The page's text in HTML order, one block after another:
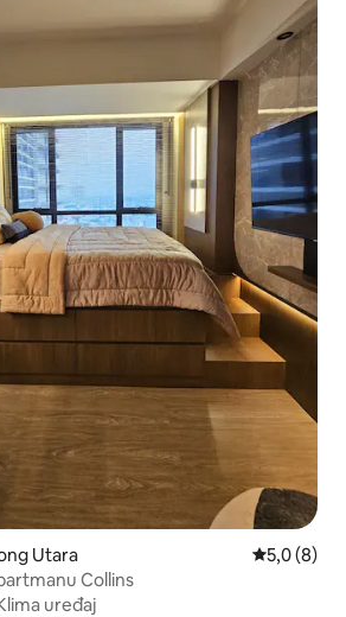
Utara Prosječna
5,0 (8)
Collins
uređaj